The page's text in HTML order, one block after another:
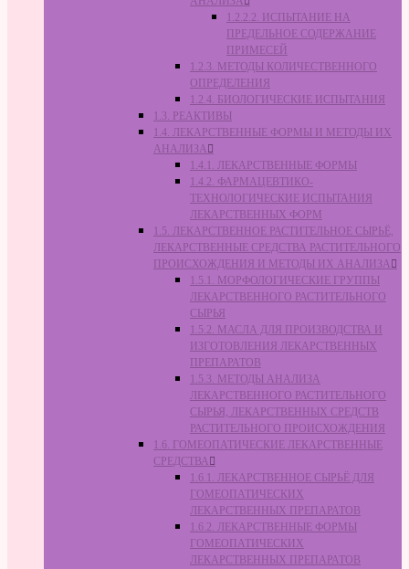
1.2.2.2. ИСПЫТАНИЕ НА
ПРЕДЕЛЬНОЕ СОДЕРЖАНИЕ
ПРИМЕСЕЙ
1.2.3. МЕТОДЫ КОЛИЧЕСТВЕННОГО
ОПРЕДЕЛЕНИЯ
1.2.4. БИОЛОГИЧЕСКИЕ ИСПЫТАНИЯ
1.3. РЕАКТИВЫ
1.4. ЛЕКАРСТВЕННЫЕ ФОРМЫ И МЕТОДЫ ИХ
АНАЛИЗА
1.4.1. ЛЕКАРСТВЕННЫЕ ФОРМЫ
1.4.2. ФАРМАЦЕВТИКО-
ТЕХНОЛОГИЧЕСКИЕ ИСПЫТАНИЯ
ЛЕКАРСТВЕННЫХ ФОРМ
1.5. ЛЕКАРСТВЕННОЕ РАСТИТЕЛЬНОЕ СЫРЬЁ,
ЛЕКАРСТВЕННЫЕ СРЕДСТВА РАСТИТЕЛЬНОГО
ПРОИСХОЖДЕНИЯ И МЕТОДЫ ИХ АНАЛИЗА
1.5.1. МОРФОЛОГИЧЕСКИЕ ГРУППЫ
ЛЕКАРСТВЕННОГО РАСТИТЕЛЬНОГО
СЫРЬЯ
1.5.2. МАСЛА ДЛЯ ПРОИЗВОДСТВА И
ИЗГОТОВЛЕНИЯ ЛЕКАРСТВЕННЫХ
ПРЕПАРАТОВ
1.5.3. МЕТОДЫ АНАЛИЗА
ЛЕКАРСТВЕННОГО РАСТИТЕЛЬНОГО
СЫРЬЯ, ЛЕКАРСТВЕННЫХ СРЕДСТВ
РАСТИТЕЛЬНОГО ПРОИСХОЖДЕНИЯ
1.6. ГОМЕОПАТИЧЕСКИЕ ЛЕКАРСТВЕННЫЕ
СРЕДСТВА
1.6.1. ЛЕКАРСТВЕННОЕ СЫРЬЁ ДЛЯ
ГОМЕОПАТИЧЕСКИХ
ЛЕКАРСТВЕННЫХ ПРЕПАРАТОВ
1.6.2. ЛЕКАРСТВЕННЫЕ ФОРМЫ
ГОМЕОПАТИЧЕСКИХ
ЛЕКАРСТВЕННЫХ ПРЕПАРАТОВ